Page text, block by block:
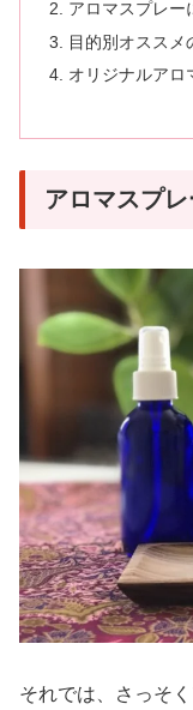
アロマスプレー
目的別オススメ
オリジナルアロ
アロマスプ
それでは、さっそ